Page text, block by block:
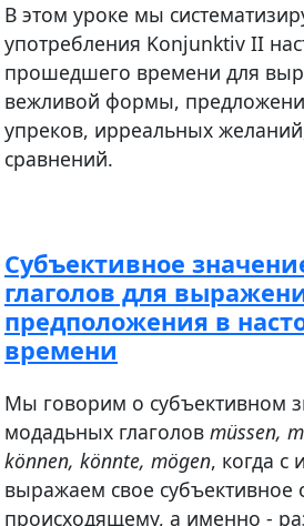
В этом уроке мы
употребления Konjunktiv II
прошедшего времени для
вежливой формы,
упреков, ирреальных
сравнений.
Субъективное
глаголов для
предположения в
времени
Мы говорим о субъективном
модадьных глаголов müssen,
können, könnte, mögen, когда
выражаем свое субъективное
происходящему, а именно -